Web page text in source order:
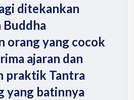
ditekankan
Buddha
orang yang cocok
ajaran dan
praktik Tantra
yang batinnya